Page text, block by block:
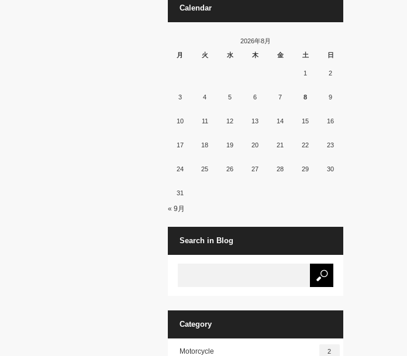
Calendar
2026年8月
月
火 水 木 金 土 日
1 2
3 4 5 6 7 8 9
10 11 12 13 14 15 16
17 18 19 20 21 22 23
24 25 26 27 28 29 30
31
« 9月
Search in Blog
Category
Motorcycle 2